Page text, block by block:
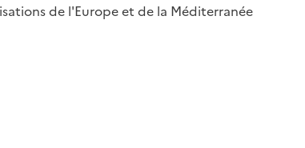
de l'Europe et de la Méditerranée